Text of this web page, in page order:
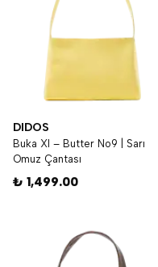
DIDOS
Buka Xl – Butter No9 | Sarı
Omuz Çantası
₺ 1,499.00